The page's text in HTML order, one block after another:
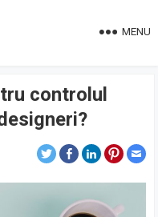
MENU
controlul